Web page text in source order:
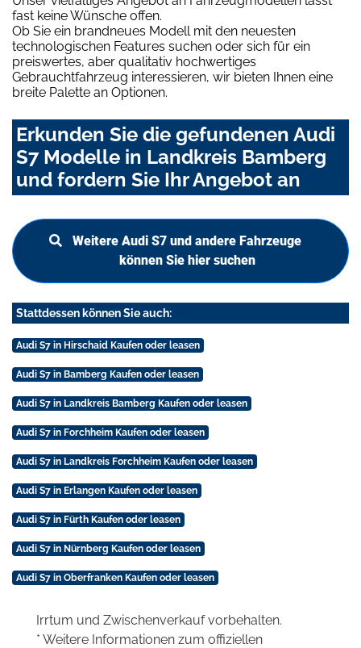
fast keine Wünsche offen.
Ob Sie ein brandneues Modell mit den neuesten
technologischen Features suchen oder sich für ein
preiswertes, aber qualitativ hochwertiges
Gebrauchtfahrzeug interessieren, wir bieten Ihnen eine
breite Palette an Optionen.
Erkunden Sie die gefundenen Audi
S7 Modelle in Landkreis Bamberg
und fordern Sie Ihr Angebot an
Weitere Audi S7 und andere Fahrzeuge
können Sie hier suchen
Stattdessen können Sie auch:
Audi S7 in Hirschaid Kaufen oder leasen
Audi S7 in Bamberg Kaufen oder leasen
Audi S7 in Landkreis Bamberg Kaufen oder leasen
Audi S7 in Forchheim Kaufen oder leasen
Audi S7 in Landkreis Forchheim Kaufen oder leasen
Audi S7 in Erlangen Kaufen oder leasen
Audi S7 in Fürth Kaufen oder leasen
Audi S7 in Nürnberg Kaufen oder leasen
Audi S7 in Oberfranken Kaufen oder leasen
Irrtum und Zwischenverkauf vorbehalten.
* Weitere Informationen zum offiziellen